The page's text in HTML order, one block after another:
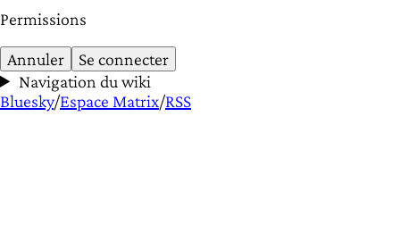
Permissions
Annuler
Se connecter
Navigation du wiki
Bluesky/Espace Matrix/RSS